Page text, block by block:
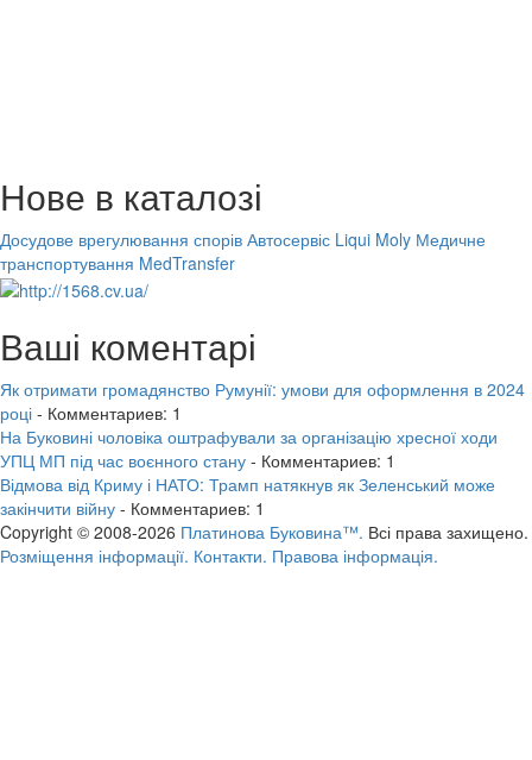
Нове в каталозі
Досудове врегулювання спорів Автосервіс Liqui Moly Медичне
транспортування MedTransfer
Ваші коментарі
Як отримати громадянство Румунії: умови для оформлення в 2024
році - Комментариев: 1
На Буковині чоловіка оштрафували за організацію хресної ходи
УПЦ МП під час воєнного стану - Комментариев: 1
Відмова від Криму і НАТО: Трамп натякнув як Зеленський може
закінчити війну - Комментариев: 1
Copyright © 2008-2026 Платинова Буковина™. Всі права захищено.
Розміщення інформації. Контакти. Правова інформація.